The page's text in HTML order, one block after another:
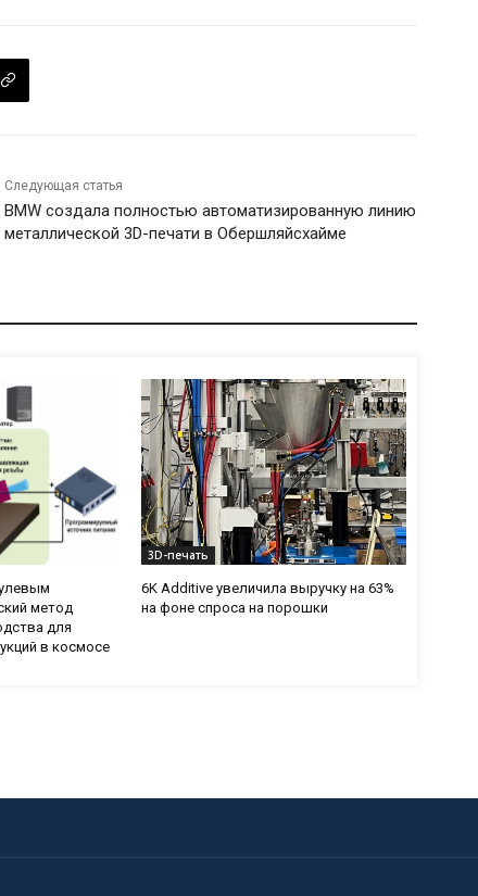
Следующая статья
BMW создала полностью автоматизированную линию
металлической 3D-печати в Обершляйсхайме
метод
для
в космосе
3D-печать
6K Additive увеличила выручку на 63%
на фоне спроса на порошки